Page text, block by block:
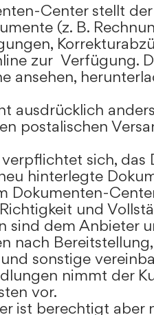
Center stellt
(z. B.
zur Verfügung.
ansehen,
ausdrücklich
postalischen
sich, das
hinterlegte
Dokumenten-
und
sind dem Anbieter
nach
sonstige
nimmt der
vor.
ist berechtigt aber